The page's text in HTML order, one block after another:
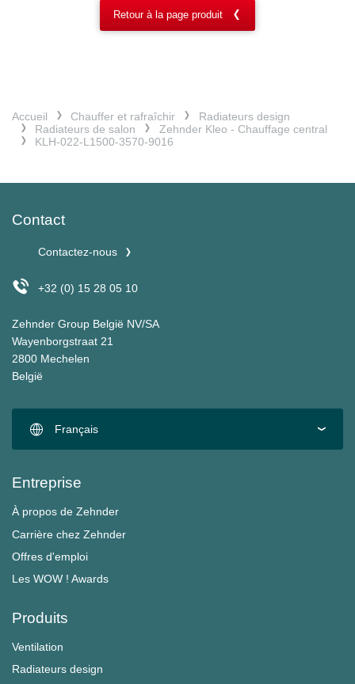
Retour à la page produit
Accueil Chauffer et rafraîchir
Radiateurs design
Radiateurs de salon
Zehnder Kleo - Chauffage central
KLH-022-L1500-3570-9016
Contact
Contactez-nous
+32 (0) 15 28 05 10
Zehnder Group België NV/SA
Wayenborgstraat 21
2800 Mechelen
België
Français
Entreprise
À propos de Zehnder
Carrière chez Zehnder
Offres d'emploi
Les WOW ! Awards
Produits
Ventilation
Radiateurs design